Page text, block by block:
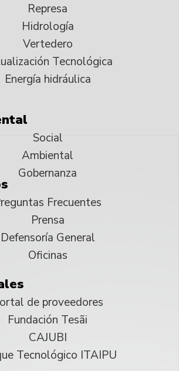
Represa
Hidrología
Vertedero
Tecnológica
Energía hidráulica
Social
Ambiental
Gobernanza
Frecuentes
Prensa
Defensoría General
Oficinas
de proveedores
Fundación Tesãi
CAJUBI
Tecnológico ITAIPU